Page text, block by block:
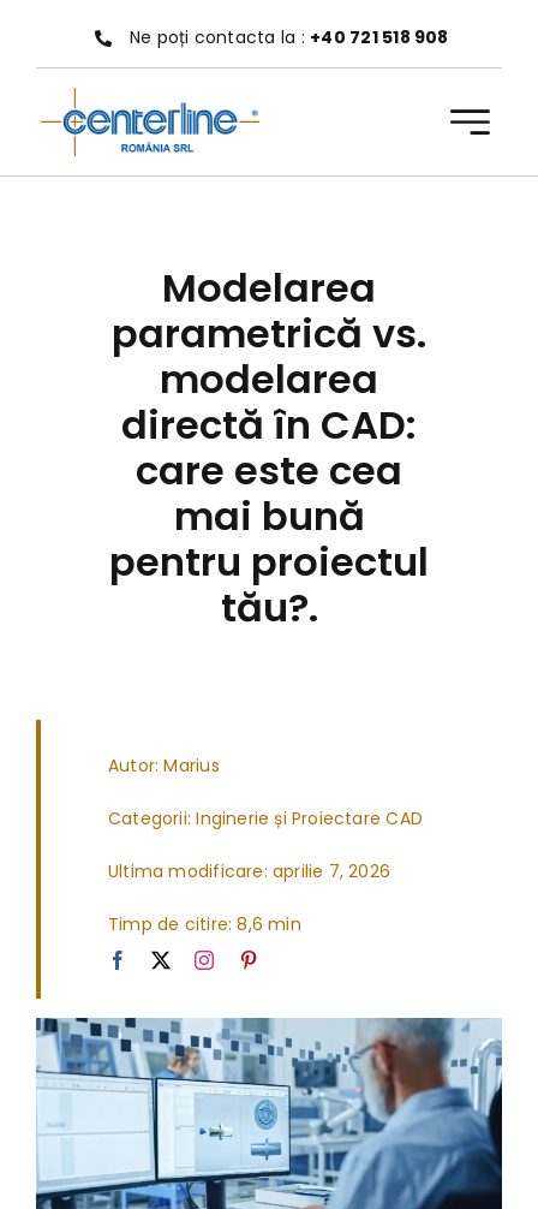
conținut
Ne poți contacta la : +40 721 518 908
Modelarea
parametrică vs.
modelarea
directă în CAD:
care este cea
mai bună
pentru proiectul
tău?.
Autor: Marius
Categorii:Inginerie și Proiectare CAD
Ultima modificare: aprilie 7, 2026
Timp de citire: 8,6 min